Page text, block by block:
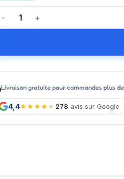
Livraison gratuite pour commandes plus
4,4 278 avis sur Google